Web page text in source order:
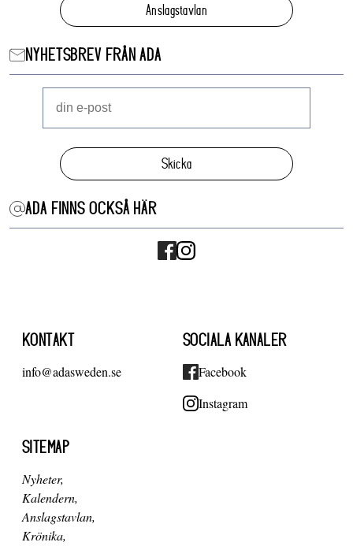
Anslagstavlan
NYHETSBREV FRÅN ADA
Skicka
ADA FINNS OCKSÅ HÄR
KONTAKT
info@adasweden.se
SOCIALA KANALER
Facebook
Instagram
SITEMAP
Nyheter
Kalendern
Anslagstavlan
Krönika